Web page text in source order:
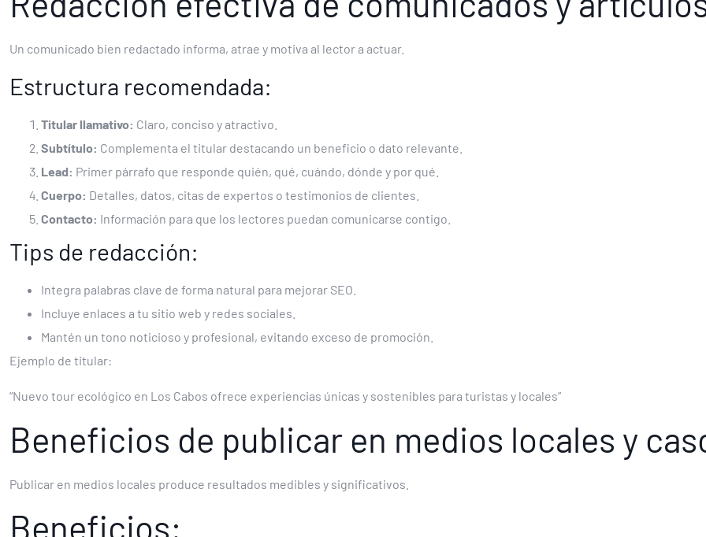
Un comunicado bien redactado informa, atrae y motiva al lector a actuar.
Estructura recomendada:
Titular llamativo: Claro, conciso y atractivo.
Subtítulo: Complementa el titular destacando un beneficio o dato relevante.
Lead: Primer párrafo que responde quién, qué, cuándo, dónde y por qué.
Cuerpo: Detalles, datos, citas de expertos o testimonios de clientes.
Contacto: Información para que los lectores puedan comunicarse contigo.
Tips de redacción:
Integra palabras clave de forma natural para mejorar SEO.
Incluye enlaces a tu sitio web y redes sociales.
Mantén un tono noticioso y profesional, evitando exceso de promoción.
Ejemplo de titular:
“Nuevo tour ecológico en Los Cabos ofrece experiencias únicas y sostenibles para turistas y locales”
Beneficios de publicar en medios locales y
Publicar en medios locales produce resultados medibles y significativos.
Beneficios: